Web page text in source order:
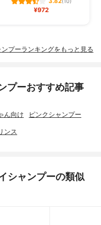
¥972
ンプーランキングをもっと見る
プーおすすめ記事
ん向け ピンクシャンプー
ンス
シャンプーの類似